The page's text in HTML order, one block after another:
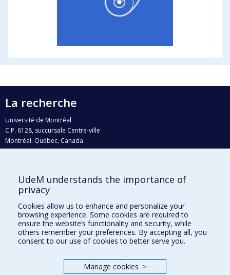
La recherche
Université de Montréal
C.P. 6128, succursale Centre-ville
Montréal, Québec, Canada
H3C 3J7
Qui fait quoi?
Nous trouver
Plan du site
Accessibilité
UdeM understands the importance of
privacy
Cookies allow us to enhance and personalize your
browsing experience. Some cookies are required to
ensure the website’s functionality and security, while
others remember your preferences. By accepting all, you
consent to our use of cookies to better serve you.
Manage cookies >